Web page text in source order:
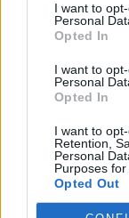
I want to
Personal
Opted In
I want to
Personal
Opted In
I want to
Retention,
Personal
Purposes for
Opted Out
törlesztési
Javarészt
következményeit
lejártát a magyar
mutatnak. A
most készülniük